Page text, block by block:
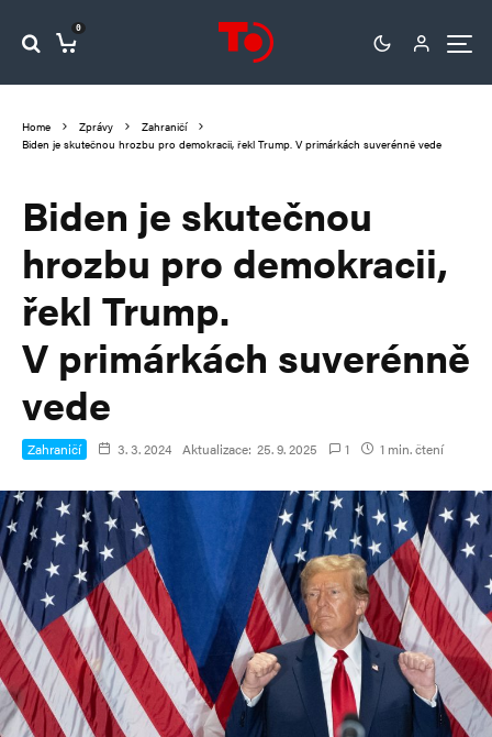
0
Home Zprávy
Zahraničí
Biden je skutečnou hrozbu pro demokracii, řekl Trump. V primárkách suverénně vede
Biden je skutečnou
hrozbu pro demokracii,
řekl Trump.
V primárkách suverénně
vede
Zahraničí 3. 3. 2024 Aktualizace: 25. 9. 2025 1 1 min. čtení